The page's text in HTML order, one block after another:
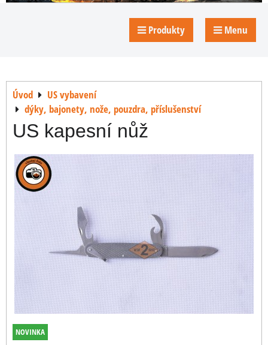
Produkty Menu
Úvod
US vybavení
dýky, bajonety, nože, pouzdra, příslušenství
US kapesní nůž
NOVINKA